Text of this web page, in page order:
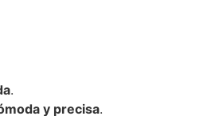
.
y precisa.